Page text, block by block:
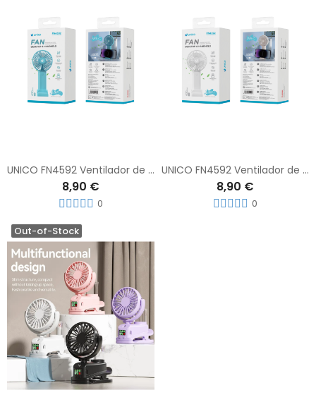
UNICO FN4592 Ventilador de Mesa Ajustable de Tres Velocidades 400mAH Azul
8,90 €
0
UNICO FN4592 Ventilador de Mesa Ajustable de Tres Velocidades 400mAH Blanco
8,90 €
0
Out-of-Stock